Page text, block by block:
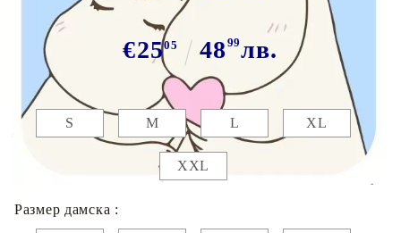
€2505 48 99лв.
Размер мъжка:
S M L XL
XXL
Размер дамска :